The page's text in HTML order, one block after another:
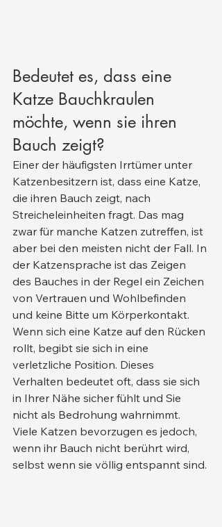
Bedeutet es, dass eine
Katze Bauchkraulen
möchte, wenn sie ihren
Bauch zeigt?
Einer der häufigsten Irrtümer unter
Katzenbesitzern ist, dass eine Katze,
die ihren Bauch zeigt, nach
Streicheleinheiten fragt. Das mag
zwar für manche Katzen zutreffen, ist
aber bei den meisten nicht der Fall. In
der Katzensprache ist das Zeigen
des Bauches in der Regel ein Zeichen
von Vertrauen und Wohlbefinden
und keine Bitte um Körperkontakt.
Wenn sich eine Katze auf den Rücken
rollt, begibt sie sich in eine
verletzliche Position. Dieses
Verhalten bedeutet oft, dass sie sich
in Ihrer Nähe sicher fühlt und Sie
nicht als Bedrohung wahrnimmt.
Viele Katzen bevorzugen es jedoch,
wenn ihr Bauch nicht berührt wird,
selbst wenn sie völlig entspannt sind.